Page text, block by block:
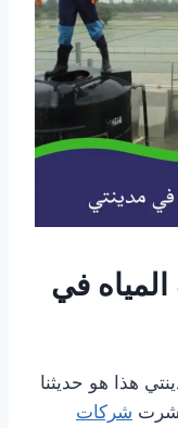
في
هذا هو حديثنا
شركات